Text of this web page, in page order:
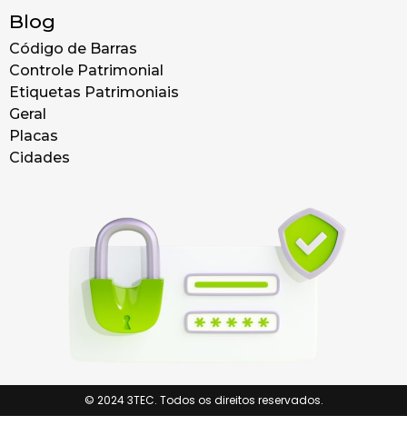
Blog
Código de Barras
Controle Patrimonial
Etiquetas Patrimoniais
Geral
Placas
Cidades
© 2024 3TEC. Todos os direitos reservados.